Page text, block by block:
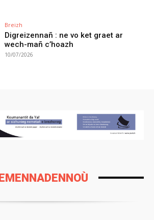
Breizh
Digreizennañ : ne vo ket graet ar
wech-mañ c’hoazh
10/07/2026